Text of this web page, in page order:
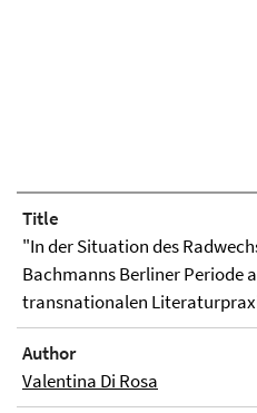
Title
"In der Situation des
Bachmanns Berliner Periode
transnationalen
Author
Valentina Di Rosa